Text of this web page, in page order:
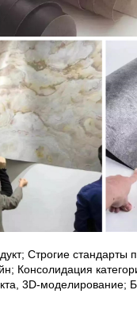
Строгие стандарты
Консолидация
3D-моделирование;